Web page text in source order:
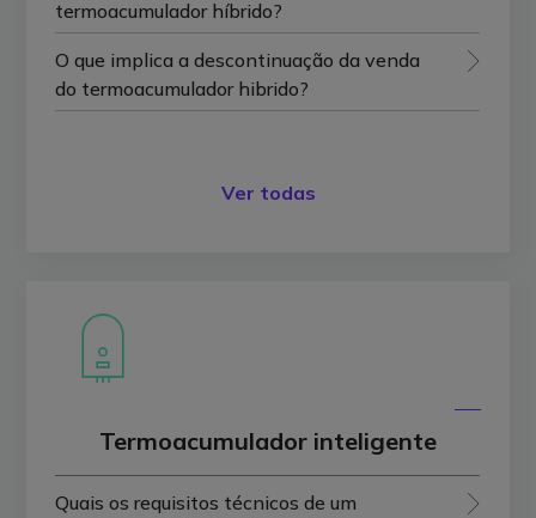
termoacumulador híbrido?
O que implica a descontinuação da venda
do termoacumulador hibrido?
Ver todas
Termoacumulador inteligente
Quais os requisitos técnicos de um